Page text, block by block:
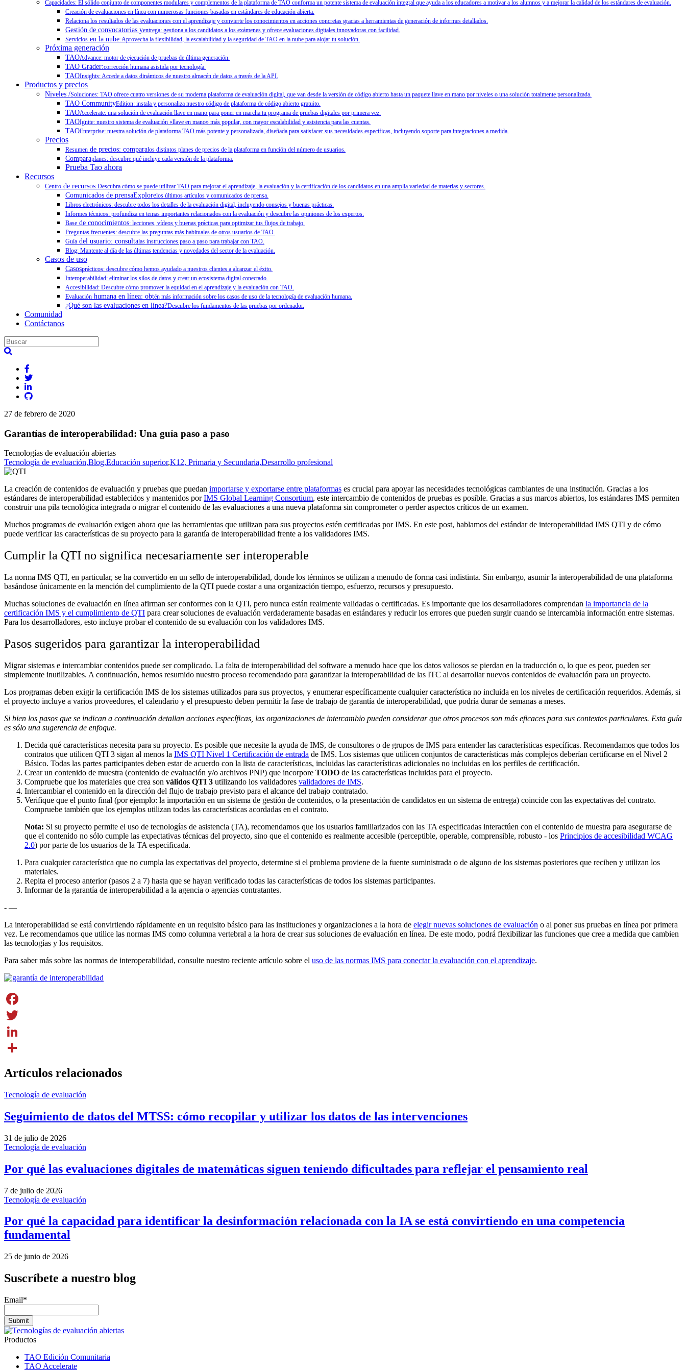
Capacidades: El sólido conjunto de componentes modulares y complementos de la plataforma de TAO conforma un potente sistema de evaluación integral que ayuda a los educadores a motivar a los alumnos y a mejorar la calidad de los estándares de evaluación.
Creación de evaluaciones en línea con numerosas funciones basadas en estándares de educación abierta.
Relaciona los resultados de las evaluaciones con el aprendizaje y convierte los conocimientos en acciones concretas gracias a herramientas de generación de informes detallados.
Gestión de convocatorias yentrega: gestiona a los candidatos a los exámenes y ofrece evaluaciones digitales innovadoras con facilidad.
Servicios en la nube:Aprovecha la flexibilidad, la escalabilidad y la seguridad de TAO en la nube para alojar tu solución.
Próxima generación
TAOAdvance: motor de ejecución de pruebas de última generación.
TAO Grader:corrección humana asistida por tecnología.
TAOInsights: Accede a datos dinámicos de nuestro almacén de datos a través de la API.
Productos y precios
Niveles /Soluciones: TAO ofrece cuatro versiones de su moderna plataforma de evaluación digital, que van desde la versión de código abierto hasta un paquete llave en mano por niveles o una solución totalmente personalizada.
TAO CommunityEdition: instala y personaliza nuestro código de plataforma de código abierto gratuito.
TAOAccelerate: una solución de evaluación llave en mano para poner en marcha tu programa de pruebas digitales por primera vez.
TAOIgnite: nuestro sistema de evaluación «llave en mano» más popular, con mayor escalabilidad y asistencia para las cuentas.
TAOEnterprise: nuestra solución de plataforma TAO más potente y personalizada, diseñada para satisfacer sus necesidades específicas, incluyendo soporte para integraciones a medida.
Precios
Resumen de precios: comparalos distintos planes de precios de la plataforma en función del número de usuarios.
Comparaplanes: descubre qué incluye cada versión de la plataforma.
Prueba Tao ahora
Recursos
Centro de recursos:Descubra cómo se puede utilizar TAO para mejorar el aprendizaje, la evaluación y la certificación de los candidatos en una amplia variedad de materias y sectores.
Comunicados de prensaExplorelos últimos artículos y comunicados de prensa.
Libros electrónicos: descubre todos los detalles de la evaluación digital, incluyendo consejos y buenas prácticas.
Informes técnicos: profundiza en temas importantes relacionados con la evaluación y descubre las opiniones de los expertos.
Base de conocimientos: lecciones, vídeos y buenas prácticas para optimizar tus flujos de trabajo.
Preguntas frecuentes: descubre las preguntas más habituales de otros usuarios de TAO.
Guía del usuario: consultalas instrucciones paso a paso para trabajar con TAO.
Blog: Mantente al día de las últimas tendencias y novedades del sector de la evaluación.
Casos de uso
Casosprácticos: descubre cómo hemos ayudado a nuestros clientes a alcanzar el éxito.
Interoperabilidad: eliminar los silos de datos y crear un ecosistema digital conectado.
Accesibilidad: Descubre cómo promover la equidad en el aprendizaje y la evaluación con TAO.
Evaluación humana en línea: obtén más información sobre los casos de uso de la tecnología de evaluación humana.
¿Qué son las evaluaciones en línea?Descubre los fundamentos de las pruebas por ordenador.
Comunidad
Contáctanos
27 de febrero de 2020
Garantías de interoperabilidad: Una guía paso a paso
Tecnologías de evaluación abiertas
Tecnología de evaluación,Blog,Educación superior,K12, Primaria y Secundaria,Desarrollo profesional
La creación de contenidos de evaluación y pruebas que puedan importarse y exportarse entre plataformas es crucial para apoyar las necesidades tecnológicas cambiantes de una institución. Gracias a los
estándares de interoperabilidad establecidos y mantenidos porIMS Global Learning Consortium, este intercambio de contenidos de pruebas es posible. Gracias a sus marcos abiertos, los estándares IMS permiten
construir una pila tecnológica integrada o migrar el contenido de las evaluaciones a una nueva plataforma sin comprometer o perder aspectos críticos de un examen.
Muchos programas de evaluación exigen ahora que las herramientas que utilizan para sus proyectos estén certificadas por IMS. En este post, hablamos del estándar de interoperabilidad IMS QTI y de cómo
puede verificar las características de su proyecto para la garantía de interoperabilidad frente a los validadores IMS.
Cumplir la QTI no significa necesariamente ser interoperable
La norma IMS QTI, en particular, se ha convertido en un sello de interoperabilidad, donde los términos se utilizan a menudo de forma casi indistinta. Sin embargo, asumir la interoperabilidad de una plataforma
basándose únicamente en la mención del cumplimiento de la QTI puede costar a una organización tiempo, esfuerzo, recursos y presupuesto.
Muchas soluciones de evaluación en línea afirman ser conformes con la QTI, pero nunca están realmente validadas o certificadas. Es importante que los desarrolladores comprendan la importancia de la
certificación IMS y el cumplimiento de QTI para crear soluciones de evaluación verdaderamente basadas en estándares y reducir los errores que pueden surgir cuando se intercambia información entre sistemas.
Para los desarrolladores, esto incluye probar el contenido de su evaluación con los validadores IMS.
Pasos sugeridos para garantizar la interoperabilidad
Migrar sistemas e intercambiar contenidos puede ser complicado. La falta de interoperabilidad del software a menudo hace que los datos valiosos se pierdan en la traducción o, lo que es peor, pueden ser
simplemente inutilizables. A continuación, hemos resumido nuestro proceso recomendado para garantizar la interoperabilidad de las ITC al desarrollar nuevos contenidos de evaluación para un proyecto.
Los programas deben exigir la certificación IMS de los sistemas utilizados para sus proyectos, y enumerar específicamente cualquier característica no incluida en los niveles de certificación requeridos. Además, si
el proyecto incluye a varios proveedores, el calendario y el presupuesto deben permitir la fase de trabajo de garantía de interoperabilidad, que podría durar de semanas a meses.
Si bien los pasos que se indican a continuación detallan acciones específicas, las organizaciones de intercambio pueden considerar que otros procesos son más eficaces para sus contextos particulares. Esta guía
es sólo una sugerencia de enfoque.
Decida qué características necesita para su proyecto. Es posible que necesite la ayuda de IMS, de consultores o de grupos de IMS para entender las características específicas. Recomendamos que todos los
contratos que utilicen QTI 3 sigan al menos la IMS QTI Nivel 1 Certificación de entrada de IMS. Los sistemas que utilicen conjuntos de características más complejos deberían certificarse en el Nivel 2
Básico. Todas las partes participantes deben estar de acuerdo con la lista de características, incluidas las características adicionales no incluidas en los perfiles de certificación.
Crear un contenido de muestra (contenido de evaluación y/o archivos PNP) que incorpore TODO de las características incluidas para el proyecto.
Compruebe que los materiales que crea son válidos QTI 3 utilizando los validadores validadores de IMS.
Intercambiar el contenido en la dirección del flujo de trabajo previsto para el alcance del trabajo contratado.
Verifique que el punto final (por ejemplo: la importación en un sistema de gestión de contenidos, o la presentación de candidatos en un sistema de entrega) coincide con las expectativas del contrato.
Compruebe también que los ejemplos utilizan todas las características acordadas en el contrato.
Nota: Si su proyecto permite el uso de tecnologías de asistencia (TA), recomendamos que los usuarios familiarizados con las TA especificadas interactúen con el contenido de muestra para asegurarse de
que el contenido no sólo cumple las expectativas técnicas del proyecto, sino que el contenido es realmente accesible (perceptible, operable, comprensible, robusto - los Principios de accesibilidad WCAG
2.0) por parte de los usuarios de la TA especificada.
Para cualquier característica que no cumpla las expectativas del proyecto, determine si el problema proviene de la fuente suministrada o de alguno de los sistemas posteriores que reciben y utilizan los
materiales.
Repita el proceso anterior (pasos 2 a 7) hasta que se hayan verificado todas las características de todos los sistemas participantes.
Informar de la garantía de interoperabilidad a la agencia o agencias contratantes.
- —
La interoperabilidad se está convirtiendo rápidamente en un requisito básico para las instituciones y organizaciones a la hora de elegir nuevas soluciones de evaluación o al poner sus pruebas en línea por primera
vez. Le recomendamos que utilice las normas IMS como columna vertebral a la hora de crear sus soluciones de evaluación en línea. De este modo, podrá flexibilizar las funciones que cree a medida que cambien
las tecnologías y los requisitos.
Para saber más sobre las normas de interoperabilidad, consulte nuestro reciente artículo sobre el uso de las normas IMS para conectar la evaluación con el aprendizaje.
Facebook
Twitter
LinkedIn
Artículos relacionados
Tecnología de evaluación
Seguimiento de datos del MTSS: cómo recopilar y utilizar los datos de las intervenciones
31 de julio de 2026
Tecnología de evaluación
Por qué las evaluaciones digitales de matemáticas siguen teniendo dificultades para reflejar el pensamiento real
7 de julio de 2026
Tecnología de evaluación
Por qué la capacidad para identificar la desinformación relacionada con la IA se está convirtiendo en una competencia
fundamental
25 de junio de 2026
Suscríbete a nuestro blog
Email*
Productos
TAO Edición Comunitaria
TAO Accelerate